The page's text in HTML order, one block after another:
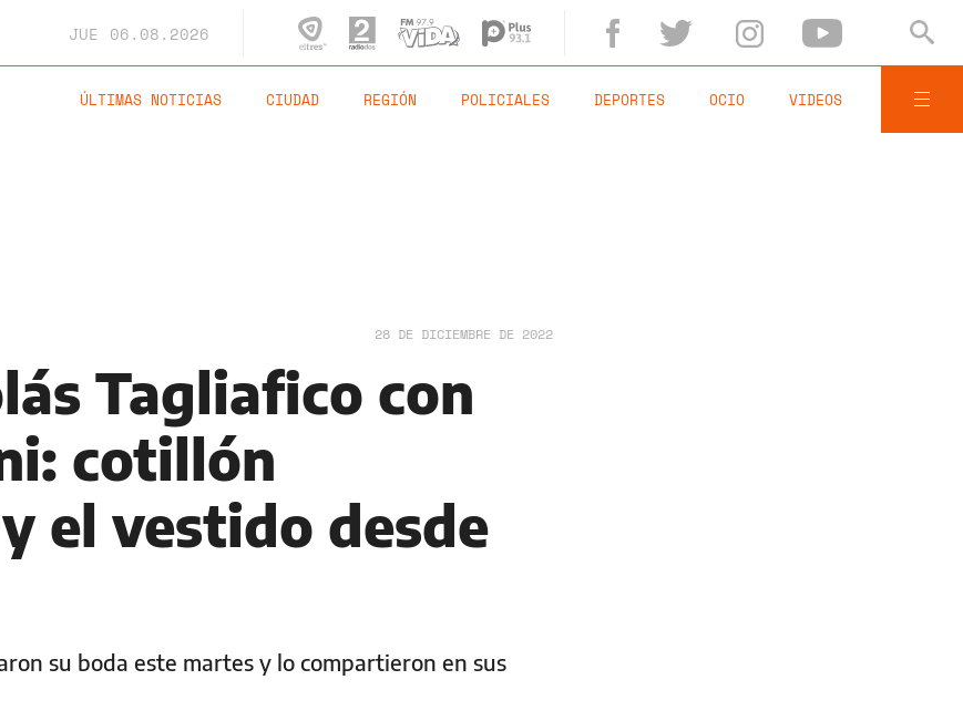
JUE 06.08.2026
ÚLTIMAS NOTICIAS CIUDAD REGIÓN POLICIALES DEPORTES OCIO VIDEOS
28 DE DICIEMBRE DE 2022
Tagliafico con
cotillón
el vestido desde
su boda este martes y lo compartieron en sus